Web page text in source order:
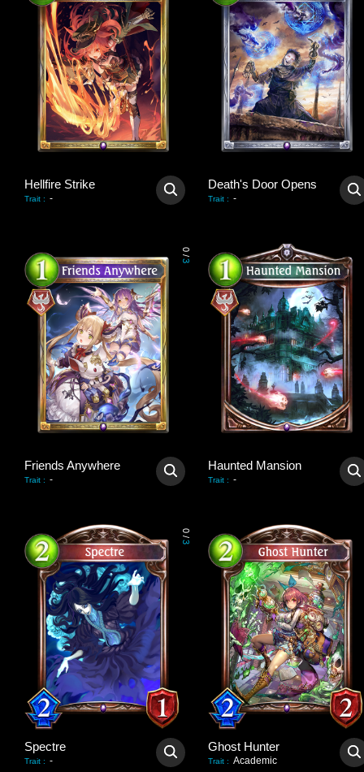
Hellfire Strike
Trait : -
Death's Door Opens
Trait : -
0
/
3
Friends Anywhere
Trait : -
Haunted Mansion
Trait : -
0
/
3
Spectre
Trait : -
Ghost Hunter
Trait : Academic